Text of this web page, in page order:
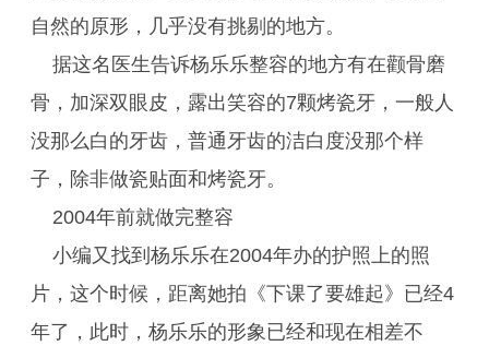
自然的原形，几乎没有挑剔的地方。
据这名医生告诉杨乐乐整容的地方有在颧骨磨
骨，加深双眼皮，露出笑容的7颗烤瓷牙，一般人
没那么白的牙齿，普通牙齿的洁白度没那个样
子，除非做瓷贴面和烤瓷牙。
2004年前就做完整容
小编又找到杨乐乐在2004年办的护照上的照
片，这个时候，距离她拍《下课了要雄起》已经4
年了，此时，杨乐乐的形象已经和现在相差不